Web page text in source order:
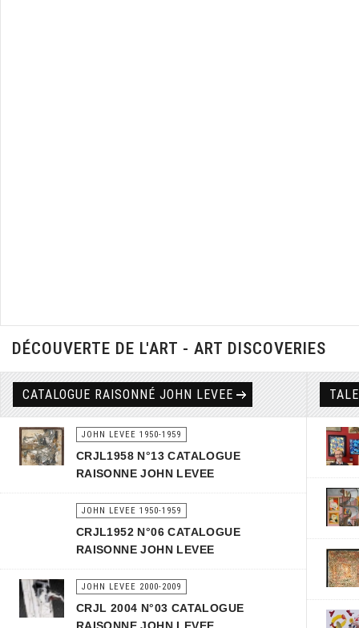
DÉCOUVERTE DE L'ART - ART DISCOVERIES
CATALOGUE RAISONNÉ JOHN LEVEE
JOHN LEVEE 1950-1959
CRJL1958 N°13 CATALOGUE
RAISONNE JOHN LEVEE
JOHN LEVEE 1950-1959
CRJL1952 N°06 CATALOGUE
RAISONNE JOHN LEVEE
JOHN LEVEE 2000-2009
CRJL 2004 N°03 CATALOGUE